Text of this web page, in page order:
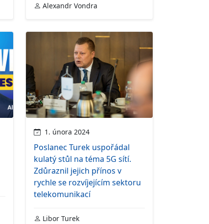
Alexandr Vondra
1. února 2024
Poslanec Turek uspořádal
kulatý stůl na téma 5G sítí.
Zdůraznil jejich přínos v
rychle se rozvíjejícím sektoru
telekomunikací
Libor Turek